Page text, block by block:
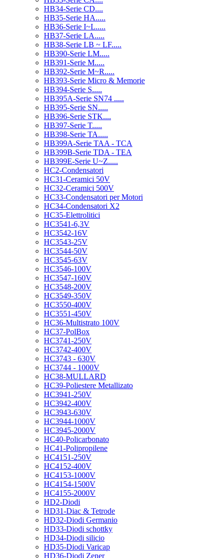
HB34-Serie CD....
HB35-Serie HA.....
HB36-Serie I~L.....
HB37-Serie LA.....
HB38-Serie LB ~ LF.....
HB390-Serie LM.....
HB391-Serie M.....
HB392-Serie M~R.....
HB393-Serie Micro & Memorie
HB394-Serie S.....
HB395A-Serie SN74 .....
HB395-Serie SN.....
HB396-Serie STK....
HB397-Serie T.....
HB398-Serie TA.....
HB399A-Serie TAA - TCA
HB399B-Serie TDA - TEA
HB399E-Serie U~Z.....
HC2-Condensatori
HC31-Ceramici 50V
HC32-Ceramici 500V
HC33-Condensatori per Motori
HC34-Condensatori X2
HC35-Elettrolitici
HC3541-6,3V
HC3542-16V
HC3543-25V
HC3544-50V
HC3545-63V
HC3546-100V
HC3547-160V
HC3548-200V
HC3549-350V
HC3550-400V
HC3551-450V
HC36-Multistrato 100V
HC37-PolBox
HC3741-250V
HC3742-400V
HC3743 - 630V
HC3744 - 1000V
HC38-MULLARD
HC39-Poliestere Metallizato
HC3941-250V
HC3942-400V
HC3943-630V
HC3944-1000V
HC3945-2000V
HC40-Policarbonato
HC41-Polipropilene
HC4151-250V
HC4152-400V
HC4153-1000V
HC4154-1500V
HC4155-2000V
HD2-Diodi
HD31-Diac & Tetrode
HD32-Diodi Germanio
HD33-Diodi schottky
HD34-Diodi silicio
HD35-Diodi Varicap
HD36-Diodi Zener